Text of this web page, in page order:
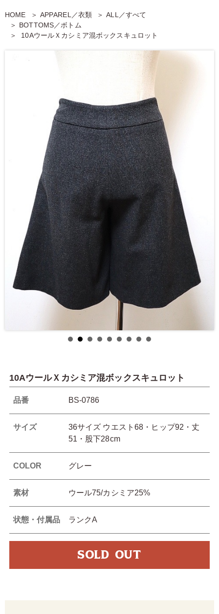
HOME APPAREL／衣類
ALL／すべて
BOTTOMS／ボトム
10AウールＸカシミア混ボックスキュロット
10AウールＸカシミア混ボックスキュロット
品番 BS-0786
サイズ
36サイズ ウエスト68・ヒップ92・丈
51・股下28cm
COLOR グレー
素材 ウール75/カシミア25%
状態・付属品 ランクA
SOLD OUT